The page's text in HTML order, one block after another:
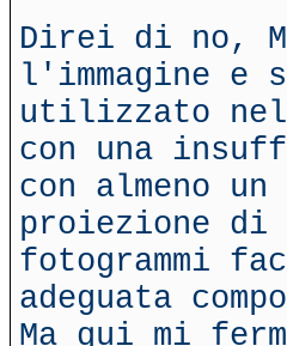
Direi di no,
l'immagine e
utilizzato
con una
con almeno
proiezione di
fotogrammi
adeguata
Ma qui mi